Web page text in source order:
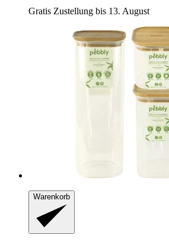
Gratis Zustellung bis 13. August
Warenkorb